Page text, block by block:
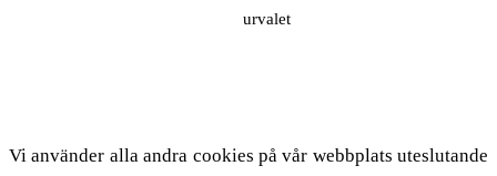
urvalet
Vi använder alla andra cookies på vår webbplats uteslutande